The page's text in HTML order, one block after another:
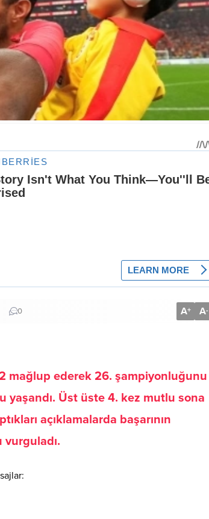
0 A+ A-
mağlup ederek 26. şampiyonluğunu
yaşandı. Üst üste 4. kez mutlu sona
açıklamalarda başarının
vurguladı.